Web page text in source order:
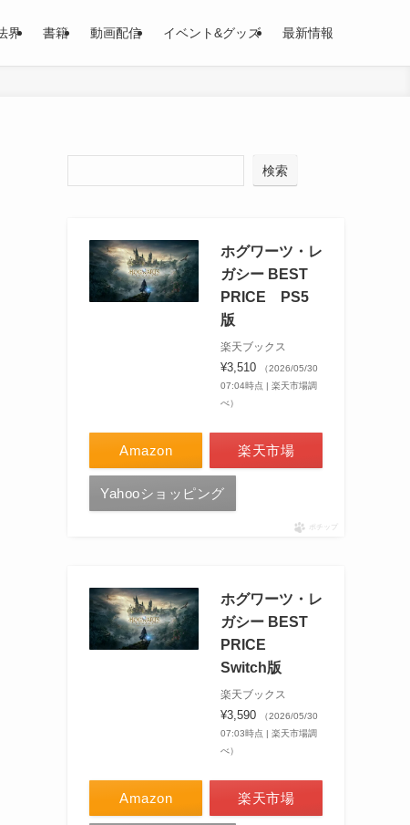
界 書籍 動画配信 イベント&グッズ 最新情報
検索
ホグワーツ・レ
ガシー BEST
PRICE PS5
版
楽天ブックス
¥3,510
（2026/05/30
07:04時点 | 楽天市場調
べ）
Amazon 楽天市場
Yahooショッピング
ポチップ
ホグワーツ・レ
ガシー BEST
PRICE
Switch版
楽天ブックス
¥3,590
（2026/05/30
07:03時点 | 楽天市場調
べ）
Amazon 楽天市場